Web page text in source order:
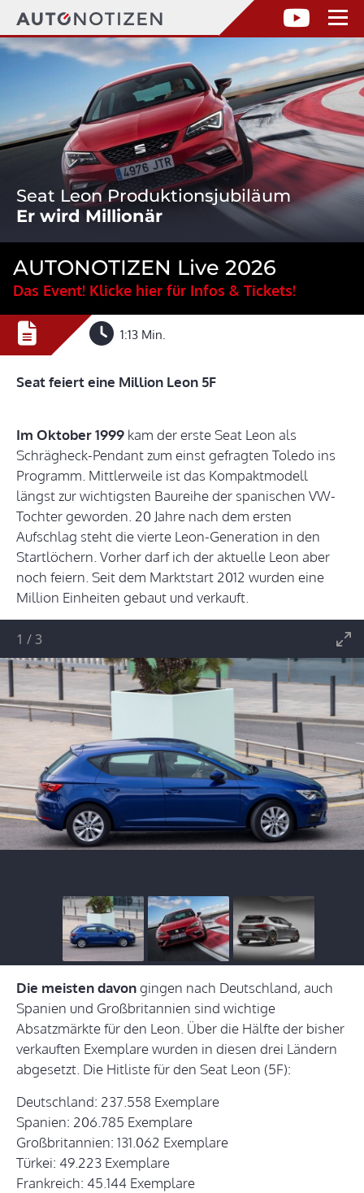
Seat Leon Produktionsjubiläum
Er wird Millionär
AUTONOTIZEN Live 2026
Das Event! Klicke hier für Infos & Tickets!
1:13 Min.
Seat feiert eine Million Leon 5F
Im Oktober 1999 kam der erste Seat Leon als
Schrägheck-Pendant zum einst gefragten Toledo ins
Programm. Mittlerweile ist das Kompaktmodell
längst zur wichtigsten Baureihe der spanischen VW-
Tochter geworden. 20 Jahre nach dem ersten
Aufschlag steht die vierte Leon-Generation in den
Startlöchern. Vorher darf ich der aktuelle Leon aber
noch feiern. Seit dem Marktstart 2012 wurden eine
Million Einheiten gebaut und verkauft.
1 /3
Die meisten davongingen nach Deutschland, auch
Spanien und Großbritannien sind wichtige
Absatzmärkte für den Leon. Über die Hälfte der bisher
verkauften Exemplare wurden in diesen drei Ländern
abgesetzt. Die Hitliste für den Seat Leon (5F):
Deutschland: 237.558 Exemplare
Spanien: 206.785 Exemplare
Großbritannien: 131.062 Exemplare
Türkei: 49.223 Exemplare
Frankreich: 45.144 Exemplare